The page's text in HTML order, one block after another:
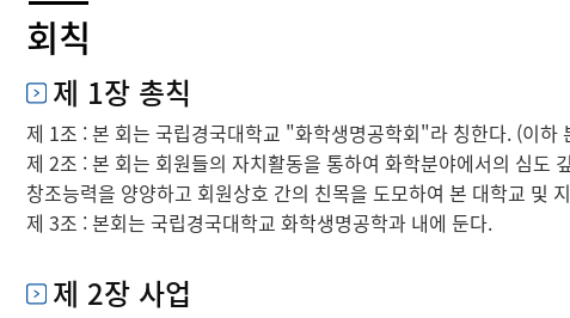
회칙
제 1장 총칙
제 1조 : 본 회는 국립경국대학교 "화학생명공학회"라 칭한다. (이하
제 2조 : 본 회는 회원들의 자치활동을 통하여 화학분야에서의 심도
창조능력을 양양하고 회원상호 간의 친목을 도모하여 본 대학교 및
제 3조 : 본회는 국립경국대학교 화학생명공학과 내에 둔다.
제 2장 사업